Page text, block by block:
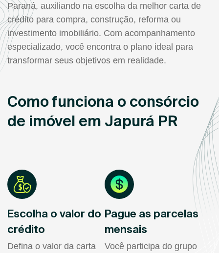
Paraná, auxiliando na escolha da melhor carta de
crédito para compra, construção, reforma ou
investimento imobiliário. Com acompanhamento
especializado, você encontra o plano ideal para
transformar seus objetivos em realidade.
Como funciona o consórcio
de imóvel em Japurá PR
Escolha o valor do
crédito
Defina o valor da carta
Pague as parcelas
mensais
Você participa do grupo